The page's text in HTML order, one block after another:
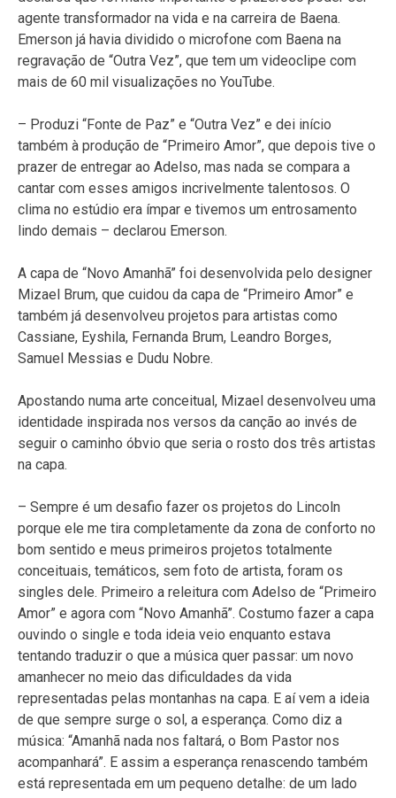
agente transformador na vida e na carreira de Baena.
Emerson já havia dividido o microfone com Baena na
regravação de “Outra Vez”, que tem um videoclipe com
mais de 60 mil visualizações no YouTube.
– Produzi “Fonte de Paz” e “Outra Vez” e dei início
também à produção de “Primeiro Amor”, que depois tive o
prazer de entregar ao Adelso, mas nada se compara a
cantar com esses amigos incrivelmente talentosos. O
clima no estúdio era ímpar e tivemos um entrosamento
lindo demais – declarou Emerson.
A capa de “Novo Amanhã” foi desenvolvida pelo designer
Mizael Brum, que cuidou da capa de “Primeiro Amor” e
também já desenvolveu projetos para artistas como
Cassiane, Eyshila, Fernanda Brum, Leandro Borges,
Samuel Messias e Dudu Nobre.
Apostando numa arte conceitual, Mizael desenvolveu uma
identidade inspirada nos versos da canção ao invés de
seguir o caminho óbvio que seria o rosto dos três artistas
na capa.
– Sempre é um desafio fazer os projetos do Lincoln
porque ele me tira completamente da zona de conforto no
bom sentido e meus primeiros projetos totalmente
conceituais, temáticos, sem foto de artista, foram os
singles dele. Primeiro a releitura com Adelso de “Primeiro
Amor” e agora com “Novo Amanhã”. Costumo fazer a capa
ouvindo o single e toda ideia veio enquanto estava
tentando traduzir o que a música quer passar: um novo
amanhecer no meio das dificuldades da vida
representadas pelas montanhas na capa. E aí vem a ideia
de que sempre surge o sol, a esperança. Como diz a
música: “Amanhã nada nos faltará, o Bom Pastor nos
acompanhará”. E assim a esperança renascendo também
está representada em um pequeno detalhe: de um lado